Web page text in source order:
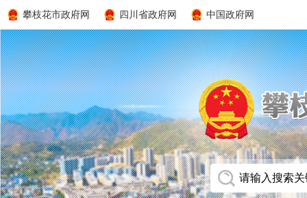
攀枝花市政府网 四川省政府网 中国政府网